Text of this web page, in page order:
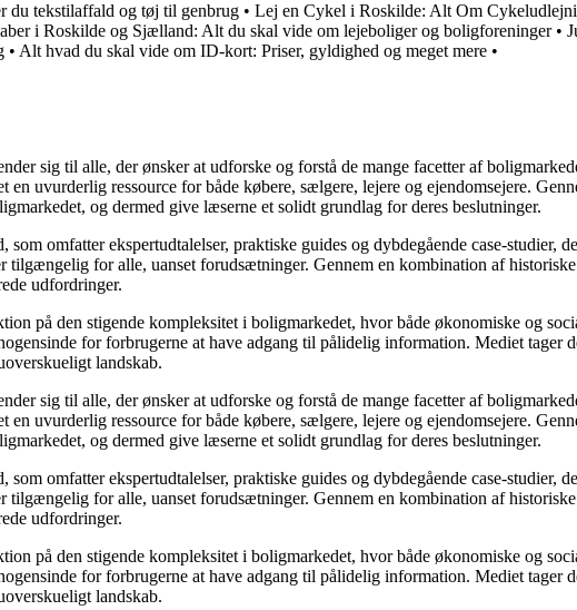
du tekstilaffald og tøj til genbrug • Lej en Cykel i Roskilde: Alt Om
i Roskilde og Sjælland: Alt du skal vide om lejeboliger og boligforeninger•
• Alt hvad du skal vide om ID-kort: Priser, gyldighed og meget mere •
sig til alle, der ønsker at udforske og forstå de mange facetter af
en uvurderlig ressource for både købere, sælgere, lejere og ejendomsejere.
og dermed give læserne et solidt grundlag for deres beslutninger.
omfatter ekspertudtalelser, praktiske guides og dybdegående case-
for alle, uanset forudsætninger. Gennem en kombination af
udfordringer.
på den stigende kompleksitet i boligmarkedet, hvor både økonomiske og
for forbrugerne at have adgang til pålidelig information. Mediet
landskab.
sig til alle, der ønsker at udforske og forstå de mange facetter af
en uvurderlig ressource for både købere, sælgere, lejere og ejendomsejere.
og dermed give læserne et solidt grundlag for deres beslutninger.
omfatter ekspertudtalelser, praktiske guides og dybdegående case-
for alle, uanset forudsætninger. Gennem en kombination af
udfordringer.
på den stigende kompleksitet i boligmarkedet, hvor både økonomiske og
for forbrugerne at have adgang til pålidelig information. Mediet
landskab.